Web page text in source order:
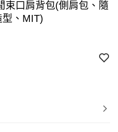
束口肩背包(側肩包、隨
、MIT)